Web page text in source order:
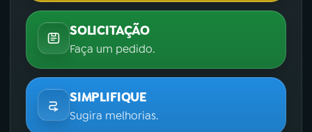
SOLICITAÇÃO
Faça um pedido.
SIMPLIFIQUE
Sugira melhorias.